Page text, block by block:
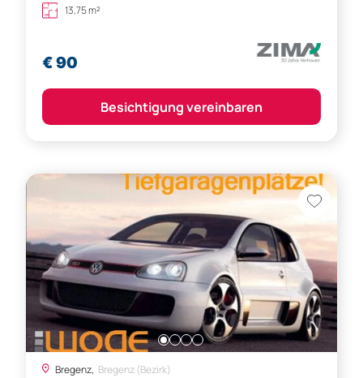
13,75 m²
€ 90
Besichtigung vereinbaren
Bregenz, Bregenz (Bezirk)